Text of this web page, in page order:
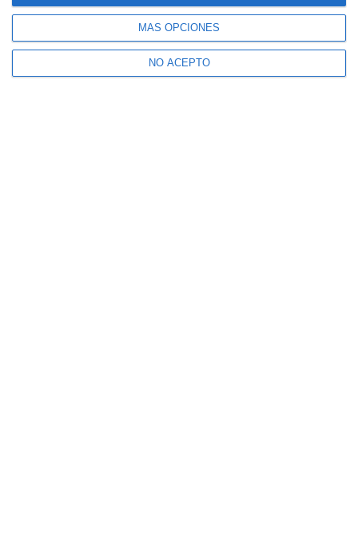
MÁS OPCIONES
NO ACEPTO